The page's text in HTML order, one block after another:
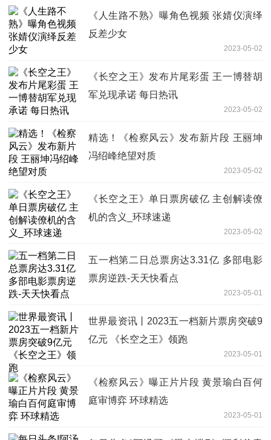
《人生路不熟》曝角色视频 张婧仪演绎
反差少女
2023-05-02
《长空之王》发布片尾彩蛋 王一博替胡
军兑现承诺 每日热讯
2023-05-02
精选！《检察风云》发布新片段 王丽坤
冯绍峰绝望对质
2023-05-02
《长空之王》单日票房破亿 主创解读僚
机的含义_环球速递
2023-05-02
五一档第二日总票房达3.31亿 多部电影
票房逆跌-天天快看点
2023-05-01
世界最资讯丨2023五一档新片票房突破9
亿元 《长空之王》领跑
2023-05-01
《检察风云》曝正片片段 黄景瑜白百何
庭审博弈 环球精选
2023-05-01